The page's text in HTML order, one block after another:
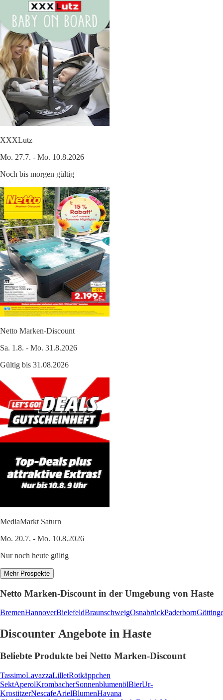
XXXLutz
Mo. 27.7. - Mo. 10.8.2026
Noch bis morgen gültig
Netto Marken-Discount
Sa. 1.8. - Mo. 31.8.2026
Gültig bis 31.08.2026
MediaMarkt Saturn
Mo. 20.7. - Mo. 10.8.2026
Nur noch heute gültig
Mehr Prospekte
Netto Marken-Discount in der Umgebung von Haste
BremenHannoverBielefeldBraunschweigOsnabrückPaderborn
Discounter Angebote in Haste
Beliebte Produkte bei Netto Marken-Discount
TassimoLavazzaLilletRotkäppchen
SektAperolKrombacherSonnenblumenölBierUr-
KrostitzerNescafeArielBlumenHavana